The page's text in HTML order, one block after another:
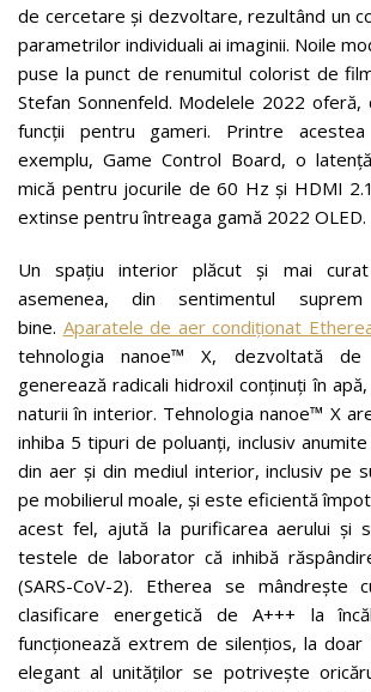
de cercetare și dezvoltare, rezultând un
parametrilor individuali ai imaginii. Noile
puse la punct de renumitul colorist de
Stefan Sonnenfeld. Modelele 2022 oferă,
funcții pentru gameri. Printre
exemplu, Game Control Board, o
mică pentru jocurile de 60 Hz și HDMI
extinse pentru întreaga gamă 2022 OLED.
Un spațiu interior plăcut și mai
asemenea, din sentimentul
bine. Aparatele de aer condiționat
tehnologia nanoe™ X, dezvoltată de
generează radicali hidroxil conținuți în
naturii în interior. Tehnologia nanoe™ X
inhiba 5 tipuri de poluanți, inclusiv
din aer și din mediul interior, inclusiv pe
pe mobilierul moale, și este eficientă
acest fel, ajută la purificarea aerului și
testele de laborator că inhibă
(SARS-CoV-2). Etherea se mândrește
clasificare energetică de A+++ la
funcționează extrem de silențios, la doar
elegant al unităților se potrivește